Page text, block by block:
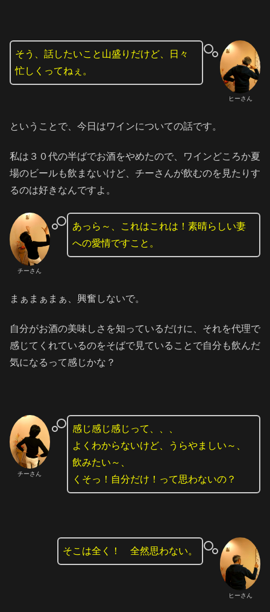
ヒーさん
そう、話したいこと山盛りだけど、日々
忙しくってねぇ。
ということで、今日はワインについての話です。
私は３０代の半ばでお酒をやめたので、ワインどころか夏
場のビールも飲まないけど、チーさんが飲むのを見たりす
るのは好きなんですよ。
チーさん
あっら～、これはこれは！素晴らしい妻
への愛情ですこと。
まぁまぁまぁ、興奮しないで。
自分がお酒の美味しさを知っているだけに、それを代理で
感じてくれているのをそばで見ていることで自分も飲んだ
気になるって感じかな？
チーさん
感じ感じ感じって、、、
よくわからないけど、うらやましい～、
飲みたい～、
くそっ！自分だけ！って思わないの？
ヒーさん
そこは全く！ 全然思わない。